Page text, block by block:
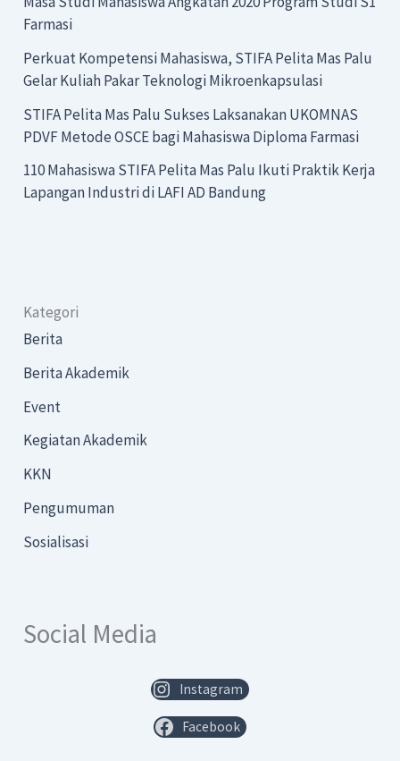
Farmasi
Perkuat Kompetensi Mahasiswa, STIFA Pelita Mas Palu
Gelar Kuliah Pakar Teknologi Mikroenkapsulasi
STIFA Pelita Mas Palu Sukses Laksanakan UKOMNAS
PDVF Metode OSCE bagi Mahasiswa Diploma Farmasi
110 Mahasiswa STIFA Pelita Mas Palu Ikuti Praktik Kerja
Lapangan Industri di LAFI AD Bandung
Kategori
Berita
Berita Akademik
Event
Kegiatan Akademik
KKN
Pengumuman
Sosialisasi
Social Media
Instagram
Facebook